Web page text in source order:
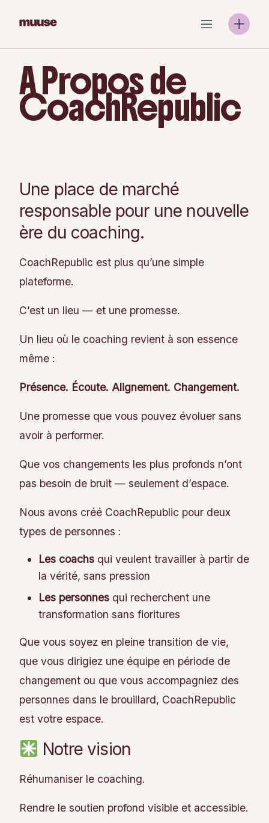
A Propos de
CoachRepublic
Une place de marché
responsable pour une nouvelle
ère du coaching.
CoachRepublic est plus qu’une simple
plateforme.
C’est un lieu — et une promesse.
Un lieu où le coaching revient à son essence
même :
Présence. Écoute. Alignement. Changement.
Une promesse que vous pouvez évoluer sans
avoir à performer.
Que vos changements les plus profonds n’ont
pas besoin de bruit — seulement d’espace.
Nous avons créé CoachRepublic pour deux
types de personnes :
Les coachs qui veulent travailler à partir de
la vérité, sans pression
Les personnes qui recherchent une
transformation sans fioritures
Que vous soyez en pleine transition de vie,
que vous dirigiez une équipe en période de
changement ou que vous accompagniez des
personnes dans le brouillard, CoachRepublic
est votre espace.
Notre vision
Réhumaniser le coaching.
Rendre le soutien profond visible et accessible.